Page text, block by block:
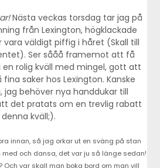
Nästa veckas torsdag tar jag på
från Lexington, högklackade
väldigt piffig i håret (Skall till
Ser sååå framemot att få
en rolig kväll med mingel, gott att
saker hos Lexington. Kanske
jag behöver nya handdukar till
det pratats om en trevlig rabatt
denna kväll;).
innan, så jag orkar ut en sväng på stan
med och dansa, det var ju så länge sedan!
Och var skall man boka bord om man vill